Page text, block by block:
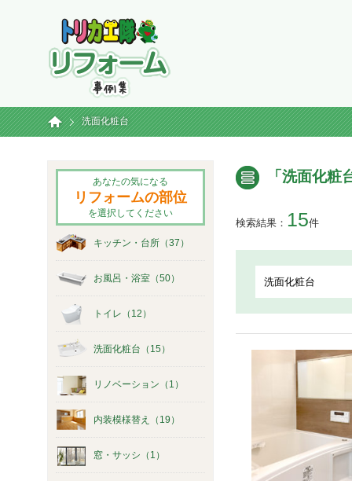
ホーム洗面化粧台
「洗面化粧
検索結果： 15件
あなたの気になる
リフォームの部位
を選択してください
キッチン・台所（37）
お風呂・浴室（50）
トイレ（12）
洗面化粧台（15）
リノベーション（1）
内装模様替え（19）
窓・サッシ（1）